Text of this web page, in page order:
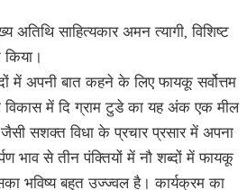
साहित्यकार अमन त्यागी, विशिष्ट
किया।
अपनी बात कहने के लिए फायकू सर्वोत्तम
विकास में दि ग्राम टुडे का यह अंक एक मील
जैसी सशक्त विधा के प्रचार प्रसार में अपना
भाव से तीन पंक्तियों में नौ शब्दों में फायकू
भविष्य बहुत उज्ज्वल है। कार्यक्रम का